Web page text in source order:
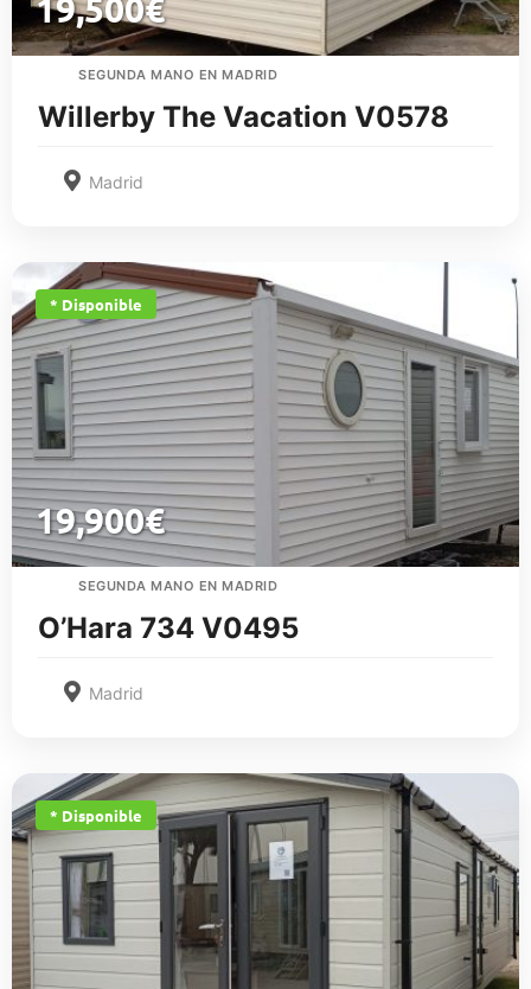
SEGUNDA MANO EN MADRID
Willerby The Vacation V0578
Madrid
* Disponible
19,900€
SEGUNDA MANO EN MADRID
O’Hara 734 V0495
Madrid
* Disponible